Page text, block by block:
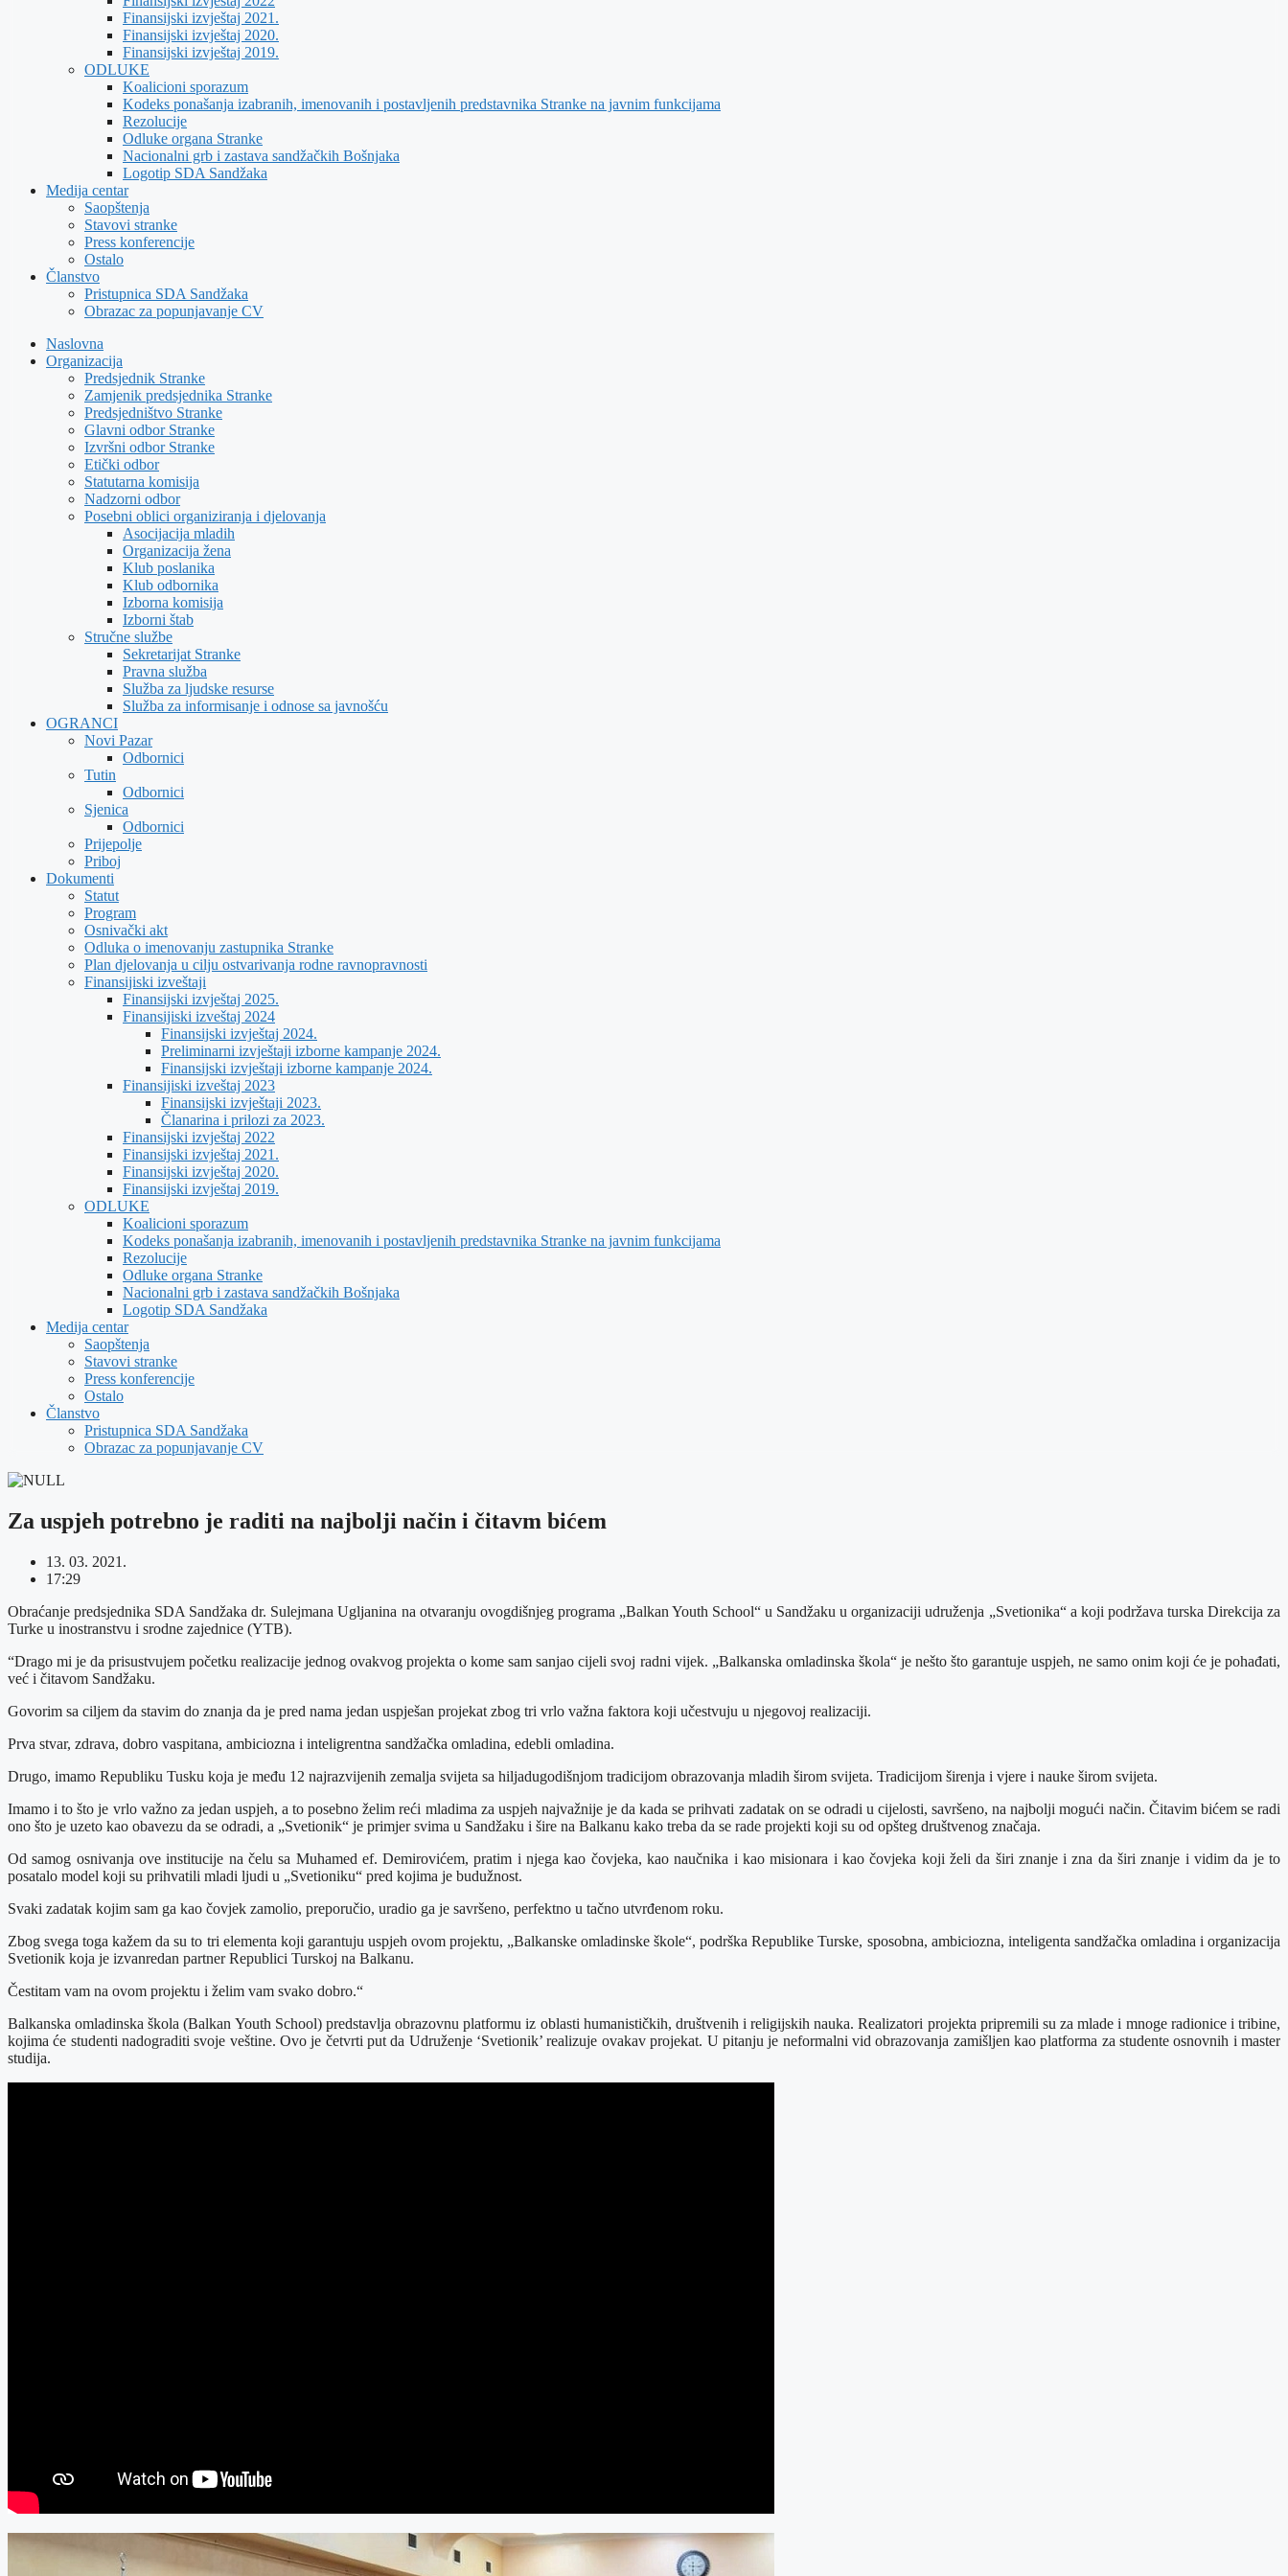
Finansijski izvještaj 2021.
Finansijski izvještaj 2020.
Finansijski izvještaj 2019.
ODLUKE
Koalicioni sporazum
Kodeks ponašanja izabranih, imenovanih i postavljenih predstavnika Stranke na javnim funkcijama
Rezolucije
Odluke organa Stranke
Nacionalni grb i zastava sandžačkih Bošnjaka
Logotip SDA Sandžaka
Medija centar
Saopštenja
Stavovi stranke
Press konferencije
Ostalo
Članstvo
Pristupnica SDA Sandžaka
Obrazac za popunjavanje CV
Naslovna
Organizacija
Predsjednik Stranke
Zamjenik predsjednika Stranke
Predsjedništvo Stranke
Glavni odbor Stranke
Izvršni odbor Stranke
Etički odbor
Statutarna komisija
Nadzorni odbor
Posebni oblici organiziranja i djelovanja
Asocijacija mladih
Organizacija žena
Klub poslanika
Klub odbornika
Izborna komisija
Izborni štab
Stručne službe
Sekretarijat Stranke
Pravna služba
Služba za ljudske resurse
Služba za informisanje i odnose sa javnošću
OGRANCI
Novi Pazar
Odbornici
Tutin
Odbornici
Sjenica
Odbornici
Prijepolje
Priboj
Dokumenti
Statut
Program
Osnivački akt
Odluka o imenovanju zastupnika Stranke
Plan djelovanja u cilju ostvarivanja rodne ravnopravnosti
Finansijiski izveštaji
Finansijski izvještaj 2025.
Finansijiski izveštaj 2024
Finansijski izvještaj 2024.
Preliminarni izvještaji izborne kampanje 2024.
Finansijski izvještaji izborne kampanje 2024.
Finansijiski izveštaj 2023
Finansijski izvještaji 2023.
Članarina i prilozi za 2023.
Finansijski izvještaj 2022
Finansijski izvještaj 2021.
Finansijski izvještaj 2020.
Finansijski izvještaj 2019.
ODLUKE
Koalicioni sporazum
Kodeks ponašanja izabranih, imenovanih i postavljenih predstavnika Stranke na javnim funkcijama
Rezolucije
Odluke organa Stranke
Nacionalni grb i zastava sandžačkih Bošnjaka
Logotip SDA Sandžaka
Medija centar
Saopštenja
Stavovi stranke
Press konferencije
Ostalo
Članstvo
Pristupnica SDA Sandžaka
Obrazac za popunjavanje CV
Za uspjeh potrebno je raditi na najbolji način i čitavm bićem
13. 03. 2021.
17:29
Obraćanje predsjednika SDA Sandžaka dr. Sulejmana Ugljanina na otvaranju ovogdišnjeg programa „Balkan Youth School“ u Sandžaku u organizaciji udruženja „Svetionika“ a koji podržava turska Direkcija za
Turke u inostranstvu i srodne zajednice (YTB).
“Drago mi je da prisustvujem početku realizacije jednog ovakvog projekta o kome sam sanjao cijeli svoj radni vijek. „Balkanska omladinska škola“ je nešto što garantuje uspjeh, ne samo onim koji će je pohađati,
već i čitavom Sandžaku.
Govorim sa ciljem da stavim do znanja da je pred nama jedan uspješan projekat zbog tri vrlo važna faktora koji učestvuju u njegovoj realizaciji.
Prva stvar, zdrava, dobro vaspitana, ambiciozna i inteligrentna sandžačka omladina, edebli omladina.
Drugo, imamo Republiku Tusku koja je među 12 najrazvijenih zemalja svijeta sa hiljadugodišnjom tradicijom obrazovanja mladih širom svijeta. Tradicijom širenja i vjere i nauke širom svijeta.
Imamo i to što je vrlo važno za jedan uspjeh, a to posebno želim reći mladima za uspjeh najvažnije je da kada se prihvati zadatak on se odradi u cijelosti, savršeno, na najbolji mogući način. Čitavim bićem se radi
ono što je uzeto kao obavezu da se odradi, a „Svetionik“ je primjer svima u Sandžaku i šire na Balkanu kako treba da se rade projekti koji su od opšteg društvenog značaja.
Od samog osnivanja ove institucije na čelu sa Muhamed ef. Demirovićem, pratim i njega kao čovjeka, kao naučnika i kao misionara i kao čovjeka koji želi da širi znanje i zna da širi znanje i vidim da je to
posatalo model koji su prihvatili mladi ljudi u „Svetioniku“ pred kojima je budužnost.
Svaki zadatak kojim sam ga kao čovjek zamolio, preporučio, uradio ga je savršeno, perfektno u tačno utvrđenom roku.
Zbog svega toga kažem da su to tri elementa koji garantuju uspjeh ovom projektu, „Balkanske omladinske škole“, podrška Republike Turske, sposobna, ambiciozna, inteligenta sandžačka omladina i organizacija
Svetionik koja je izvanredan partner Republici Turskoj na Balkanu.
Čestitam vam na ovom projektu i želim vam svako dobro.“
Balkanska omladinska škola (Balkan Youth School) predstavlja obrazovnu platformu iz oblasti humanističkih, društvenih i religijskih nauka. Realizatori projekta pripremili su za mlade i mnoge radionice i tribine,
kojima će studenti nadograditi svoje veštine. Ovo je četvrti put da Udruženje ‘Svetionik’ realizuje ovakav projekat. U pitanju je neformalni vid obrazovanja zamišljen kao platforma za studente osnovnih i master
studija.